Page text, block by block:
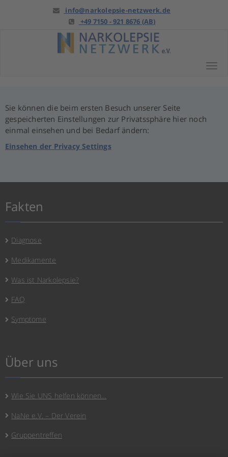
info@narkolepsie-netzwerk.de
+49 7150 - 921 8676 (AB)
Sie können die beim ersten Besuch unserer Seite
gespeicherten Einstellungen zur Privatssphäre hier noch
einmal einsehen und bei Bedarf ändern:
Einsehen der Privacy Settings
Fakten
Diagnose
Medikamente
Was ist Narkolepsie?
FAQ
Symptome
Über uns
Wie Sie UNS helfen können…
NaNe e.V. – Der Verein
Gruppentreffen